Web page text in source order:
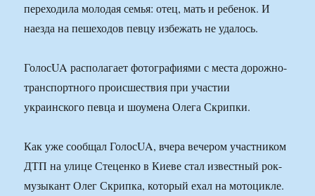
переходила молодая семья: отец, мать и ребенок. И
наезда на пешеходов певцу избежать не удалось.
ГолосUA располагает фотографиями с места дорожно-
транспортного происшествия при участии
украинского певца и шоумена Олега Скрипки.
Как уже сообщал ГолосUA, вчера вечером участником
ДТП на улице Стеценко в Киеве стал известный рок-
музыкант Олег Скрипка, который ехал на мотоцикле.